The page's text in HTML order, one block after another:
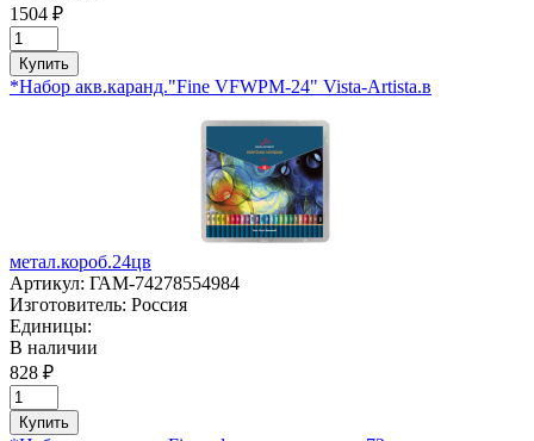
1504 ₽
Купить
*Набор акв.каранд."Fine VFWPМ-24" Vista-Artista.в
метал.короб.24цв
Артикул: ГАМ-74278554984
Изготовитель: Россия
Единицы:
В наличии
828 ₽
Купить